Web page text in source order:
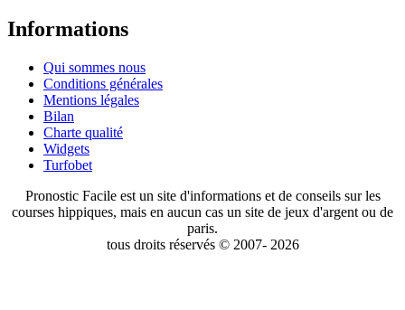
Informations
Qui sommes nous
Conditions générales
Mentions légales
Bilan
Charte qualité
Widgets
Turfobet
Pronostic Facile est un site d'informations et de conseils sur les
courses hippiques, mais en aucun cas un site de jeux d'argent ou de
paris.
tous droits réservés © 2007- 2026